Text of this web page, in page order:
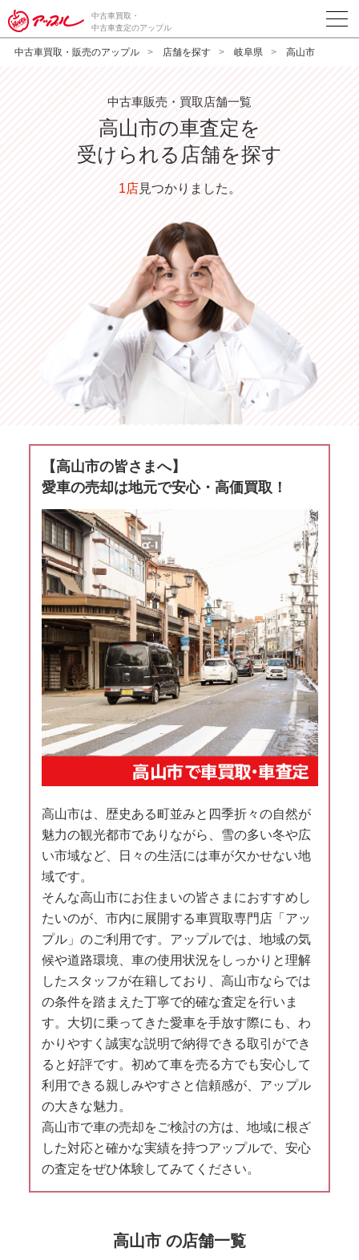
中古車買取・
中古車査定のアップル
中古車買取・販売のアップル 店舗を探す 岐阜県 高山市
中古車販売・買取店舗一覧
高山市の車査定を
受けられる店舗を探す
1店見つかりました。
【高山市の皆さまへ】
愛車の売却は地元で安心・高価買取！
高山市は、歴史ある町並みと四季折々の自然が
魅力の観光都市でありながら、雪の多い冬や広
い市域など、日々の生活には車が欠かせない地
域です。
そんな高山市にお住まいの皆さまにおすすめし
たいのが、市内に展開する車買取専門店「アッ
プル」のご利用です。アップルでは、地域の気
候や道路環境、車の使用状況をしっかりと理解
したスタッフが在籍しており、高山市ならでは
の条件を踏まえた丁寧で的確な査定を行いま
す。大切に乗ってきた愛車を手放す際にも、わ
かりやすく誠実な説明で納得できる取引ができ
ると好評です。初めて車を売る方でも安心して
利用できる親しみやすさと信頼感が、アップル
の大きな魅力。
高山市で車の売却をご検討の方は、地域に根ざ
した対応と確かな実績を持つアップルで、安心
の査定をぜひ体験してみてください。
高山市 の店舗一覧